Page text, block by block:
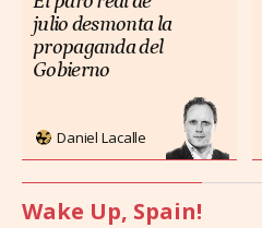
julio desmonta la
propaganda del
Gobierno
Daniel Lacalle
Wake Up, Spain!